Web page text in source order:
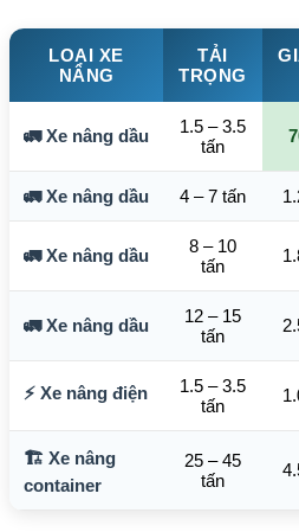
LOẠI XE
NÂNG
TẢI
TRỌNG
🚛 Xe nâng dầu
1.5 – 3.5
tấn
🚛 Xe nâng dầu 4 – 7 tấn
🚛 Xe nâng dầu
8 – 10
tấn
🚛 Xe nâng dầu
12 – 15
tấn
⚡ Xe nâng điện
1.5 – 3.5
tấn
🏗️ Xe nâng
container
25 – 45
tấn